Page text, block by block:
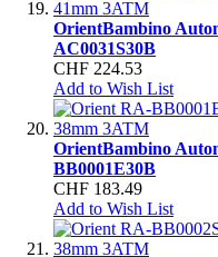
OrientBambino
AC0031S30B
CHF 224.53
Add to Wish List
OrientBambino
BB0001E30B
CHF 183.49
Add to Wish List